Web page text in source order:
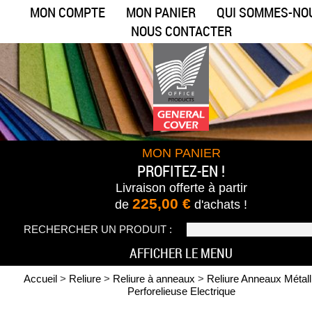
MON COMPTE MON PANIER
QUI SOMMES-
NOUS CONTACTER
MON PANIER
PROFITEZ-EN !
Livraison offerteà partir
de 225,00 € d'achats !
RECHERCHER UN PRODUIT :
AFFICHER LE MENU
Accueil> Reliure> Reliure à anneaux > Reliure Anneaux
Perforelieuse Electrique